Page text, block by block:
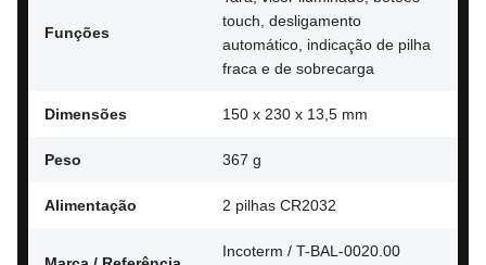
Funções
touch, desligamento
automático, indicação de pilha
fraca e de sobrecarga
Dimensões 150 x 230 x 13,5 mm
Peso 367 g
Alimentação 2 pilhas CR2032
Incoterm / T-BAL-0020.00